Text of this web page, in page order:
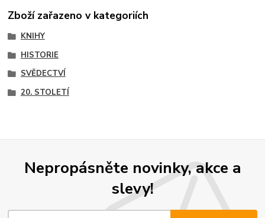
Zboží zařazeno v kategoriích
KNIHY
HISTORIE
SVĚDECTVÍ
20. STOLETÍ
Nepropásněte novinky, akce a
slevy!